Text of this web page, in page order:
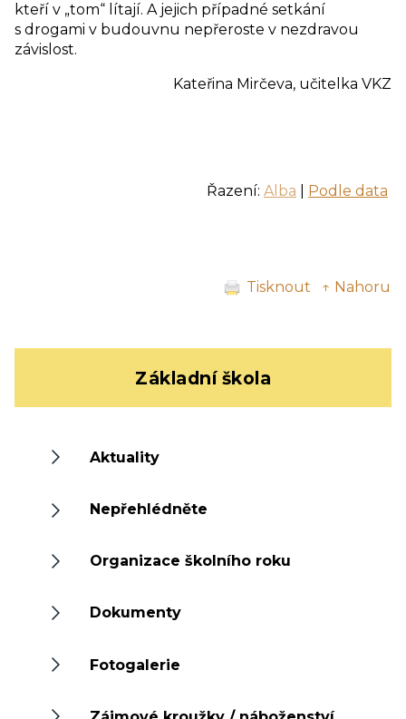
kteří v „tom“ lítají. A jejich případné setkání
s drogami v budouvnu nepřeroste v nezdravou
závislost.
Kateřina Mirčeva, učitelka VKZ
Řazení: Alba Podle data
Tisknout ↑ Nahoru
Základní škola
Aktuality
Nepřehlédněte
Organizace školního roku
Dokumenty
Fotogalerie